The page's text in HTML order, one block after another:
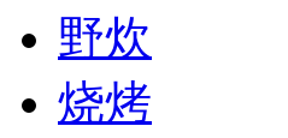
野炊
烧烤